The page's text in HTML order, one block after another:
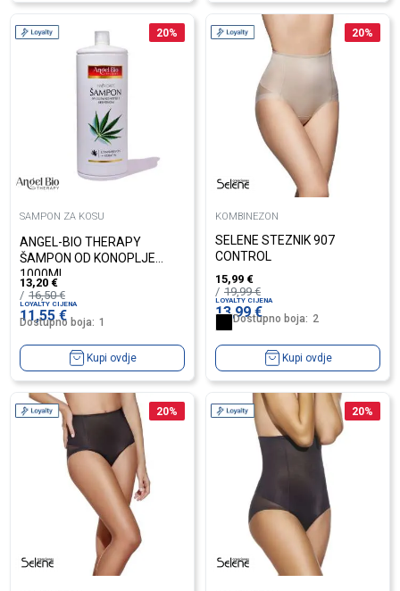
20%
SAMPON ZA KOSU
ANGEL-BIO THERAPY
ŠAMPON OD KONOPLJE
1000ML
13,20 €
16,50€
LOYALTY CIJENA
11,55€
Dostupno boja: 1
Kupi ovdje
20%
KOMBINEZON
SELENE STEZNIK 907
CONTROL
15,99 €
19,99€
LOYALTY CIJENA
13,99€
Dostupno boja: 2
Kupi ovdje
20% 20%